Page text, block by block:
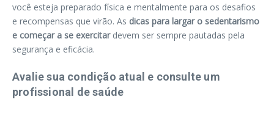
você esteja preparado física e mentalmente para os desafios
e recompensas que virão. As dicas para largar o sedentarismo
e começar a se exercitardevem ser sempre pautadas pela
segurança e eficácia.
Avalie sua condição atual e consulte um
profissional de saúde